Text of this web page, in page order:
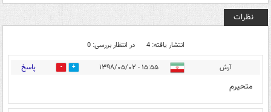
نظرات
انتشار یافته: 4 در انتظار بررسی: 0
آرش ۱۵:۵۵ - ۱۳۹۸/۰۵/۰۲ 0 پاسخ
متحیرم